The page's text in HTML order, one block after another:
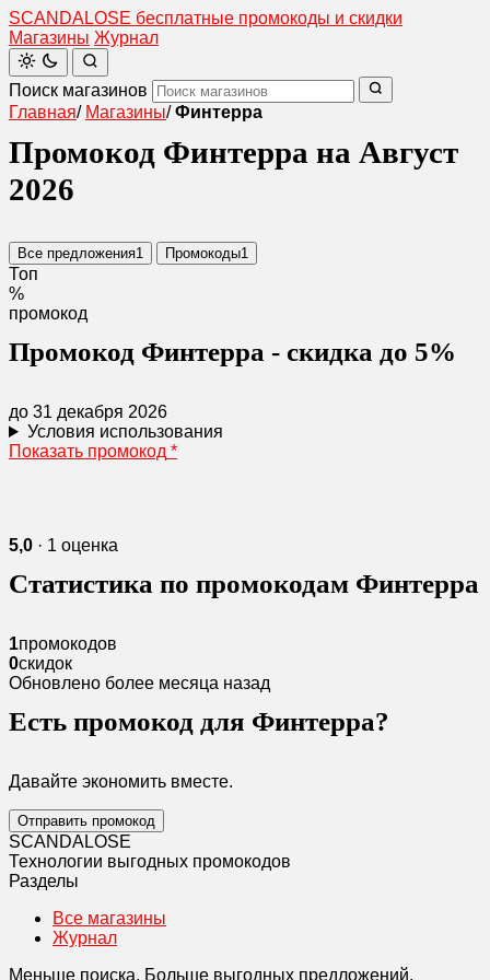
SCANDALOSE бесплатные промокоды и скидки
Магазины Журнал
Поиск магазинов
Главная/ Магазины/ Финтерра
Промокод Финтерра на Август
2026
Все предложения1 Промокоды1
Топ
%
промокод
Промокод Финтерра - скидка до 5%
до 31 декабря 2026
Условия использования
Показать промокод *
5,0 · 1 оценка
Статистика по промокодам Финтерра
1промокодов
0скидок
Обновлено более месяца назад
Есть промокод для Финтерра?
Давайте экономить вместе.
Отправить промокод
SCANDALOSE
Технологии выгодных промокодов
Разделы
Все магазины
Журнал
Меньше поиска. Больше выгодных предложений.